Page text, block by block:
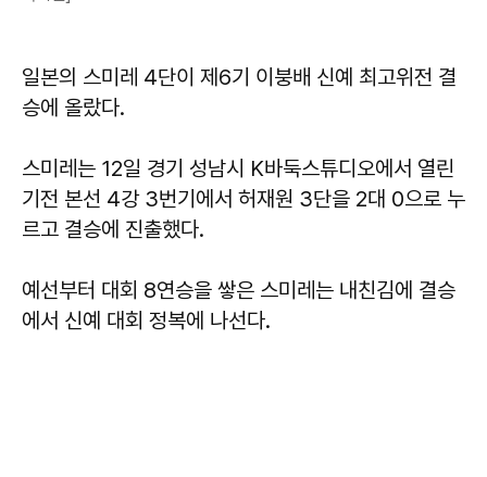
일본의 스미레 4단이 제6기 이붕배 신예 최고위전 결
승에 올랐다.
스미레는 12일 경기 성남시 K바둑스튜디오에서 열린
기전 본선 4강 3번기에서 허재원 3단을 2대 0으로 누
르고 결승에 진출했다.
예선부터 대회 8연승을 쌓은 스미레는 내친김에 결승
에서 신예 대회 정복에 나선다.